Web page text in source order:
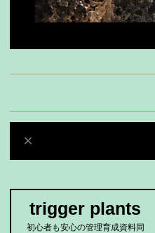
trigger plants
初心者も安心の管理育成資料同